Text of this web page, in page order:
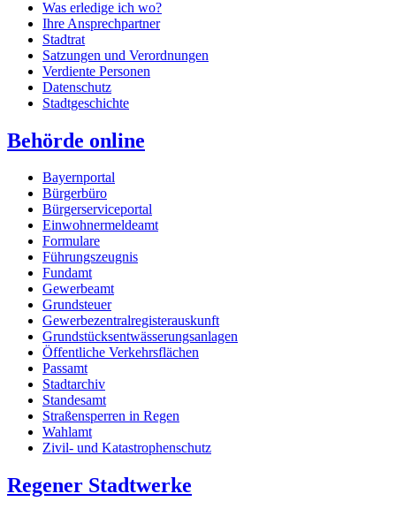
Was erledige ich wo?
Ihre Ansprechpartner
Stadtrat
Satzungen und Verordnungen
Verdiente Personen
Datenschutz
Stadtgeschichte
Behörde online
Bayernportal
Bürgerbüro
Bürgerserviceportal
Einwohnermeldeamt
Formulare
Führungszeugnis
Fundamt
Gewerbeamt
Grundsteuer
Gewerbezentralregisterauskunft
Grundstücksentwässerungsanlagen
Öffentliche Verkehrsflächen
Passamt
Stadtarchiv
Standesamt
Straßensperren in Regen
Wahlamt
Zivil- und Katastrophenschutz
Regener Stadtwerke